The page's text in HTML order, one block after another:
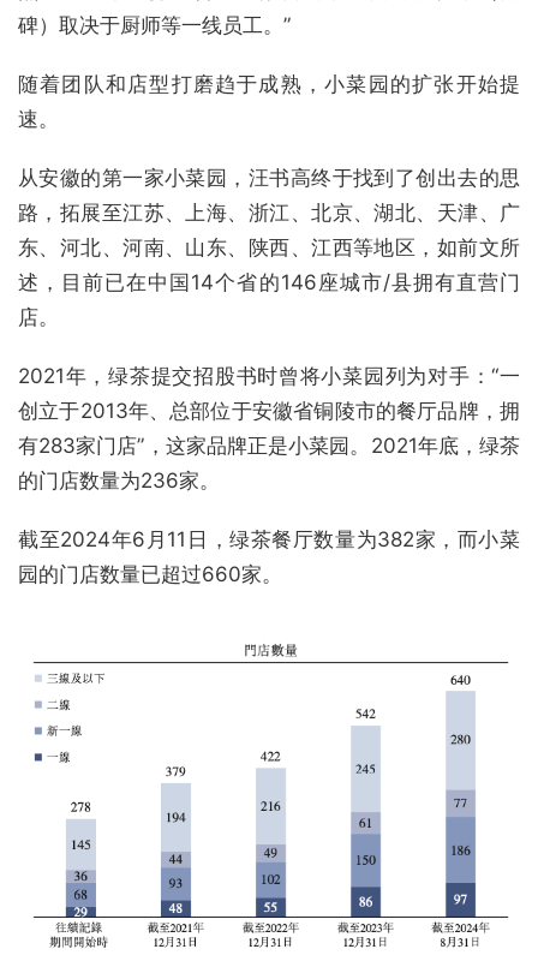
碑）取决于厨师等一线员工。”
随着团队和店型打磨趋于成熟，小菜园的扩张开始提
速。
从安徽的第一家小菜园，汪书高终于找到了创出去的思
路，拓展至江苏、上海、浙江、北京、湖北、天津、广
东、河北、河南、山东、陕西、江西等地区，如前文所
述，目前已在中国14个省的146座城市/县拥有直营门
店。
2021年，绿茶提交招股书时曾将小菜园列为对手：“一
创立于2013年、总部位于安徽省铜陵市的餐厅品牌，拥
有283家门店”，这家品牌正是小菜园。2021年底，绿茶
的门店数量为236家。
截至2024年6月11日，绿茶餐厅数量为382家，而小菜
园的门店数量已超过660家。